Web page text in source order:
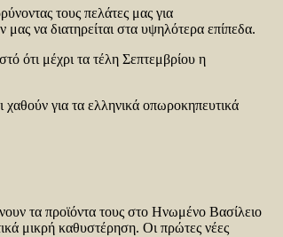
τους πελάτες μας για
να διατηρείται στα υψηλότερα επίπεδα.
ότι μέχρι τα τέλη Σεπτεμβρίου η
χαθούν για τα ελληνικά οπωροκηπευτικά
τα προϊόντα τους στο Ηνωμένο Βασίλειο
μικρή καθυστέρηση. Οι πρώτες νέες